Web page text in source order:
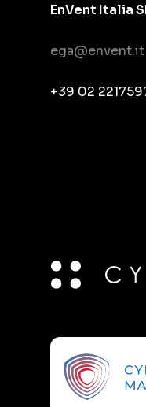
EnVent Italia
ega@envent.it
+39 02